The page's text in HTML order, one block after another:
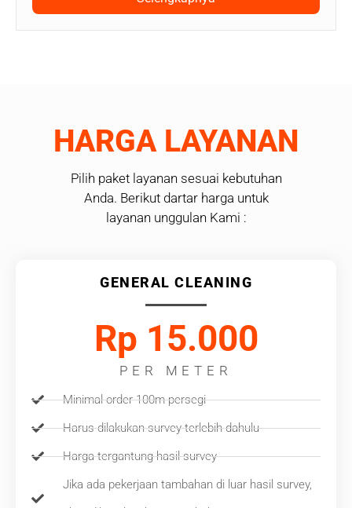
HARGA LAYANAN
Pilih paket layanan sesuai kebutuhan
Anda. Berikut dartar harga untuk
layanan unggulan Kami :
GENERAL CLEANING
Rp 15.000
PER METER
Minimal order 100m persegi
Harus dilakukan survey terlebih dahulu
Harga tergantung hasil survey
Jika ada pekerjaan tambahan di luar hasil survey,